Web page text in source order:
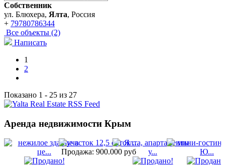
Собственник
ул. Блюхера, Ялта, Россия
+ 79780786344
Все объекты (2)
Написать
1
2
Показано 1 - 25 из 27
Аренда недвижимости Крым
Продажа: 900.000 руб